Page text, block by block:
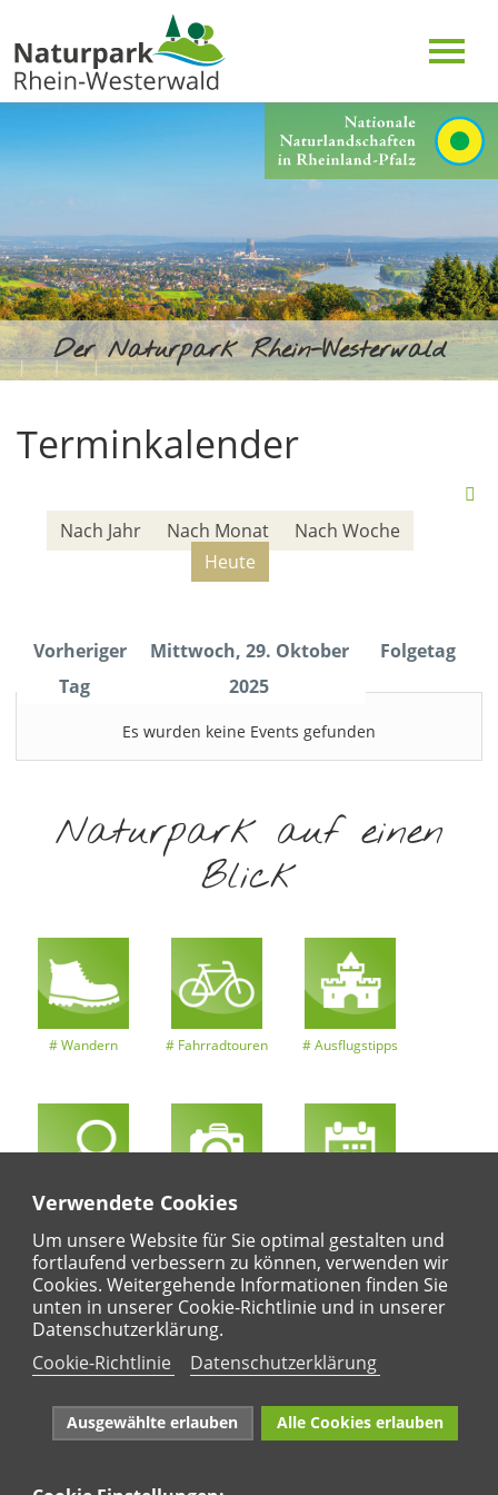
Verwendete Cookies
Um unsere Website für Sie optimal gestalten und
fortlaufend verbessern zu können, verwenden wir
Cookies. Weitergehende Informationen finden Sie
unten in unserer Cookie-Richtlinie und in unserer
Datenschutzerklärung.
Cookie-Richtlinie
Datenschutzerklärung
Ausgewählte erlauben Alle Cookies erlauben
Der Naturpark Rhein-Westerwald
Terminkalender
Nach Jahr Nach Monat
Nach Woche
Heute
Vorheriger
Tag
Mittwoch, 29. Oktober
2025
Folgetag
Es wurden keine Events gefunden
Naturpark auf einen
Blick
Wandern Fahrradtouren Ausflugstipps
Entdeckertouren Ansichten
Regional
Karte